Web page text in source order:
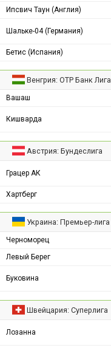
Ипсвич Таун (Англия)
Шальке-04 (Германия)
Бетис (Испания)
Венгрия: ОТР Банк Лига
Вашаш
Кишварда
Австрия: Бундеслига
Грацер АК
Хартберг
Украина: Премьер-лига
Черноморец
Левый Берег
Буковина
Швейцария: Суперлига
Лозанна